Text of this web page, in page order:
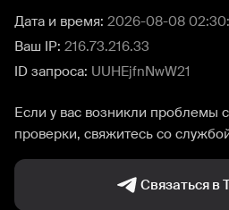
Дата и время: 2026-08-08
Ваш IP: 216.73.216.33
ID запроса: UUHEjfnNwW21
Если у вас возникли проблемы
проверки, свяжитесь со
Связаться в